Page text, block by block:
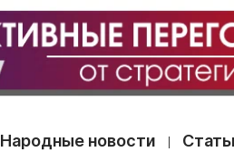
Народные новости